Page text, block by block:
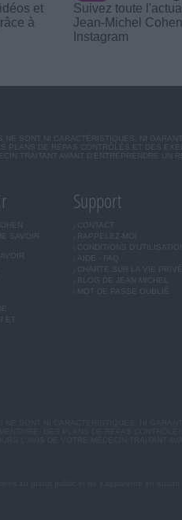
et
à
Suivez toute
Jean-Michel
Instagram
SONT NI CARACTÉRISTIQUES, NI
PLANS DE REPAS CONTRÔLÉS ET DES
TRAITANT AVANT D'ENTREPRENDRE UN
SAVOIR
ET
Support
CONTACT
RAPPELEZ-MOI
CONDITIONS D'UTILISATION
AIDE - FAQ
CHARTE SUR LA VIE
BLOG DE JEAN MICHEL
MOT DE PASSE OUBLIÉ